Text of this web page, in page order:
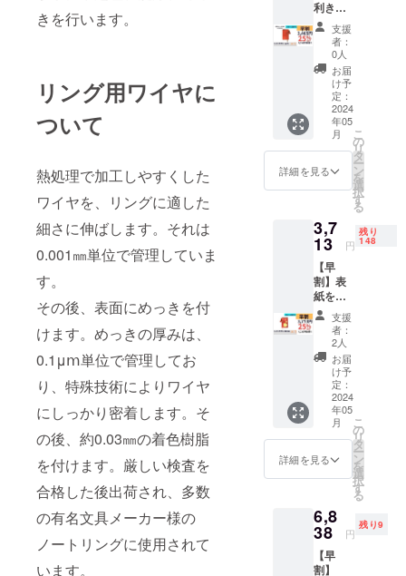
きを行います。
リング用ワイヤに
ついて
熱処理で加工しやすくした
ワイヤを、リングに適した
細さに伸ばします。それは
0.001㎜単位で管理していま
す。
その後、表面にめっきを付
けます。めっきの厚みは、
0.1μⅿ単位で管理してお
り、特殊技術によりワイヤ
にしっかり密着します。そ
の後、約0.03㎜の着色樹脂
を付けます。厳しい検査を
合格した後出荷され、多数
の有名文具メーカー様の
ノートリングに使用されて
います。
ム)、白
厚紙2枚
（一般
販売価
格
39,600
円より
14,652
円お
得）
利きの
人のた
めの
「LUCE
RING
left」１
冊 付属
品：交
換リ
フィル
(50
枚)、ス
ティッ
ク、予
グ、予
備しお
り （一
般販売
価格
4,620円
より
1,155円
お得）
支援
者：
0人
お届
け予
定：
2024
年05
月
詳細を見る
こ
の
リ
タ
ー
ン
を
選
択
す
る
3,7
13 円
残り
148
【早
割】表
紙を着
せ替え
出来る
「LUCE
RING
dress」
１冊 付
属品：
交換リ
フィル
(50
枚)、ス
ティッ
ク、予
グ、予
備しお
り、和
柄厚紙1
枚(柄は
支援
者：
2人
お届
け予
定：
2024
年05
月
詳細を見る
こ
の
リ
タ
ー
ン
を
選
択
す
る
6,8
38 円
残り9
【早
割】